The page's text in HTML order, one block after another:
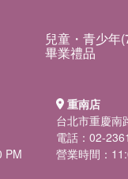
兒童・青少年
畢業禮品
PM
重南店
台北市重慶南
電話：02-
營業時間：